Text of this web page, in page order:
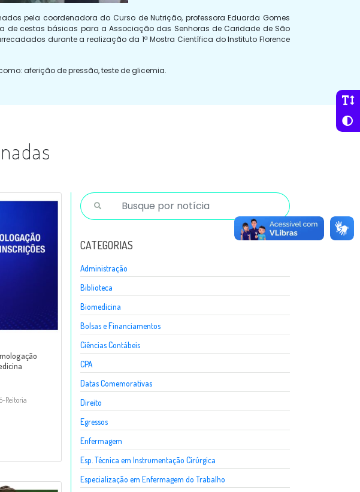
pela coordenadora do Curso de Nutrição, professora Eduarda Gomes
de cestas básicas para a Associação das Senhoras de Caridade de São
durante a realização da 1ª Mostra Científica do Instituto Florence
aferição de pressão, teste de glicemia.
Reitoria
CATEGORIAS
Administração
Biblioteca
Biomedicina
Bolsas e Financiamentos
Ciências Contábeis
CPA
Datas Comemorativas
Direito
Egressos
Enfermagem
Esp. Técnica em Instrumentação Cirúrgica
Especialização em Enfermagem do Trabalho